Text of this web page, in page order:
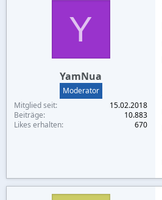
Y
YamNua
Moderator
Mitglied seit
15.02.2018
Beiträge
10.883
Likes erhalten
670